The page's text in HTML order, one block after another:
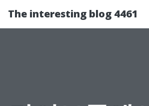
The interesting blog 4461